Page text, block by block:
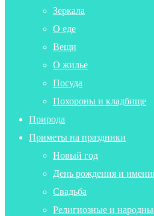
Зеркала
О еде
Вещи
О жилье
Посуда
Похороны и кладбище
Природа
Приметы на праздники
Новый год
День рождения и
Свадьба
Религиозные и